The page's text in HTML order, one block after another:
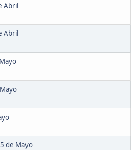
Abril
Abril
de Mayo